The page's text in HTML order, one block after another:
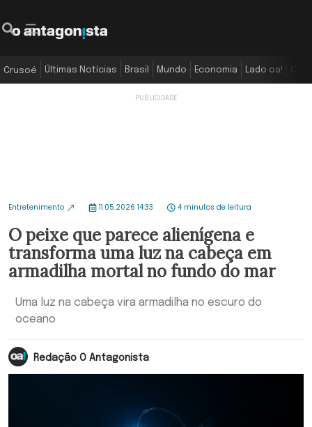
Crusoé Últimas Notícias Brasil Mundo Economia Lado oa!
Entretenimento 11.05.2026 14:33 4 minutos de leitura
O peixe que parece alienígena e
transforma uma luz na cabeça em
armadilha mortal no fundo do mar
Uma luz na cabeça vira armadilha no escuro do
oceano
Redação O Antagonista